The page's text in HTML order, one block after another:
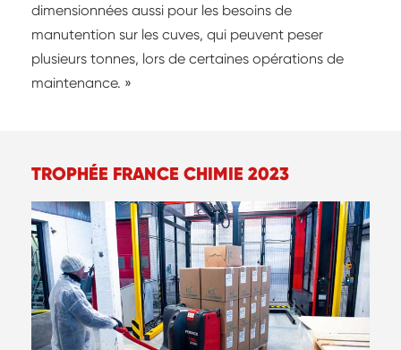
dimensionnées aussi pour les besoins de
manutention sur les cuves, qui peuvent peser
plusieurs tonnes, lors de certaines opérations de
maintenance. »
TROPHÉE FRANCE CHIMIE 2023